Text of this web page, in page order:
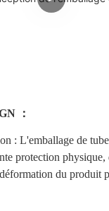
：
: L'emballage de
protection physique,
du produit